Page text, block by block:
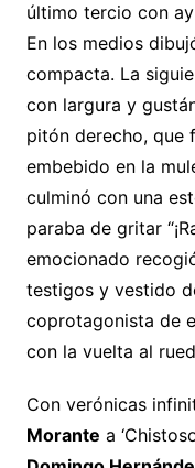
último tercio con
En los medios
compacta. La
con largura y
pitón derecho, que
embebido en la
culminó con una
paraba de gritar
emocionado
testigos y vestido
coprotagonista de
con la vuelta al
Con verónicas
Morante a